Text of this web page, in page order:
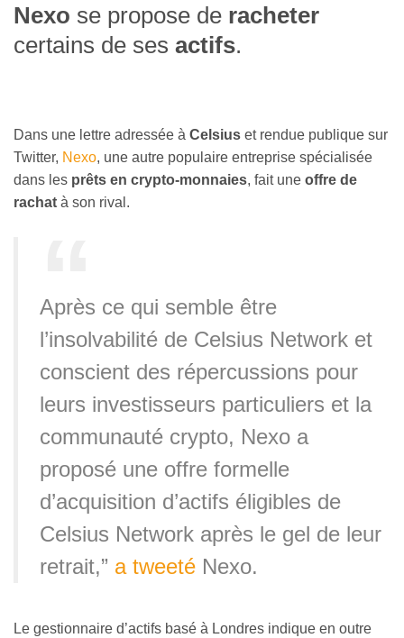
Nexo se propose de racheter
certains de ses actifs.
Dans une lettre adressée à Celsius et rendue publique sur
Twitter, Nexo, une autre populaire entreprise spécialisée
dans les prêts en crypto-monnaies, fait une offre de
rachat à son rival.
Après ce qui semble être
l’insolvabilité de Celsius Network et
conscient des répercussions pour
leurs investisseurs particuliers et la
communauté crypto, Nexo a
proposé une offre formelle
d’acquisition d’actifs éligibles de
Celsius Network après le gel de leur
retrait,” a tweeté Nexo.
Le gestionnaire d’actifs basé à Londres indique en outre